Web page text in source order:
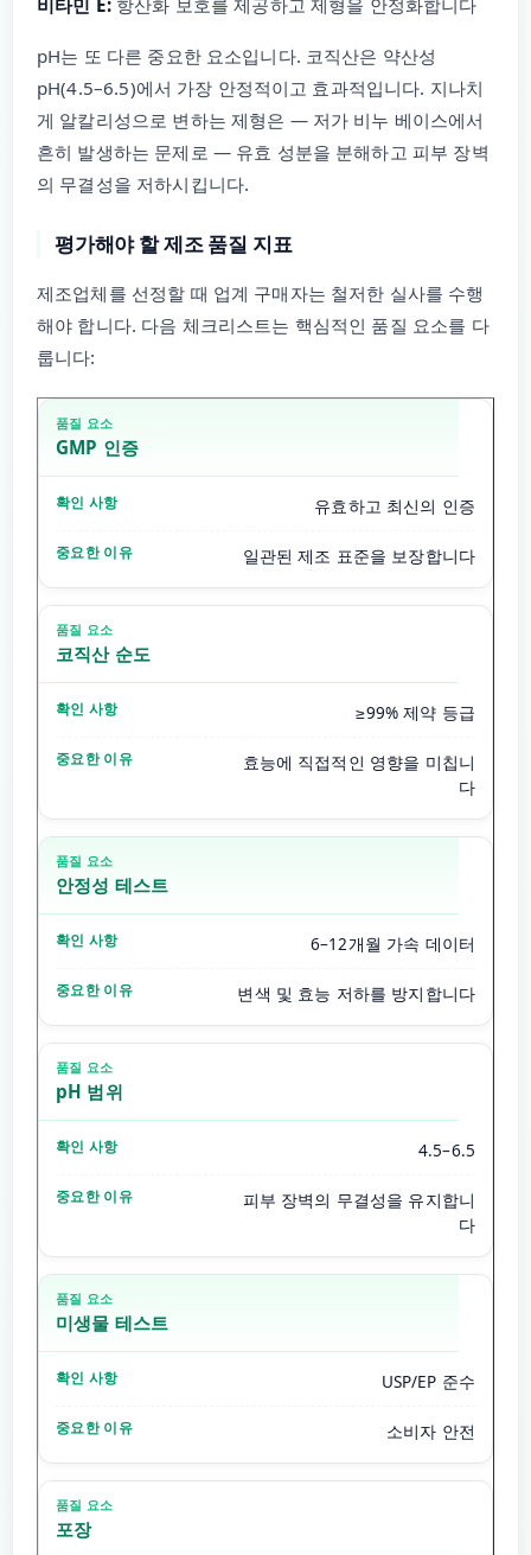
pH는 또 다른 중요한 요소입니다. 코직산은 약산성
pH(4.5–6.5)에서 가장 안정적이고 효과적입니다. 지나치
게 알칼리성으로 변하는 제형은 — 저가 비누 베이스에서
흔히 발생하는 문제로 — 유효 성분을 분해하고 피부 장벽
의 무결성을 저하시킵니다.
평가해야 할 제조 품질 지표
제조업체를 선정할 때 업계 구매자는 철저한 실사를 수행
해야 합니다. 다음 체크리스트는 핵심적인 품질 요소를 다
룹니다:
GMP 인증
유효하고 최신의 인증
일관된 제조 표준을 보장합니다
코직산 순도
≥99% 제약 등급
효능에 직접적인 영향을 미칩니
다
안정성 테스트
6–12개월 가속 데이터
변색 및 효능 저하를 방지합니다
pH 범위
4.5–6.5
피부 장벽의 무결성을 유지합니
다
미생물 테스트
USP/EP 준수
소비자 안전
포장